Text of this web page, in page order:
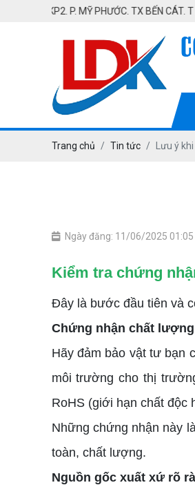
MỸ PHƯỚC. TX BẾN CÁT. T BÌNH DƯƠNG
Trang chủ Tin tức Lưu ý
Ngày đăng: 11/06/2025 01:05
Kiểm tra chứng
Đây là bước đầu tiên và
Chứng nhận chất
Hãy đảm bảo vật tư bạn
môi trường cho thị
RoHS (giới hạn chất độc
Những chứng nhận này
toàn, chất lượng.
Nguồn gốc xuất xứ rõ